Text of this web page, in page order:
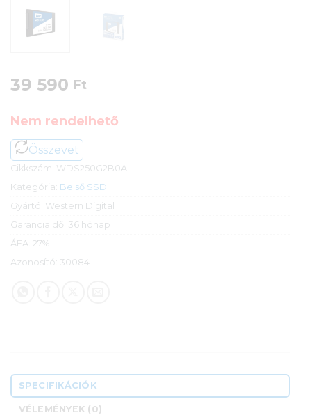
39 590 Ft
Nem rendelhető
Összevet
Cikkszám: WDS250G2B0A
Kategória: Belső SSD
Gyártó: Western Digital
Garanciaidő: 36 hónap
ÁFA: 27%
Azonosító: 30084
SPECIFIKÁCIÓK
VÉLEMÉNYEK (0)